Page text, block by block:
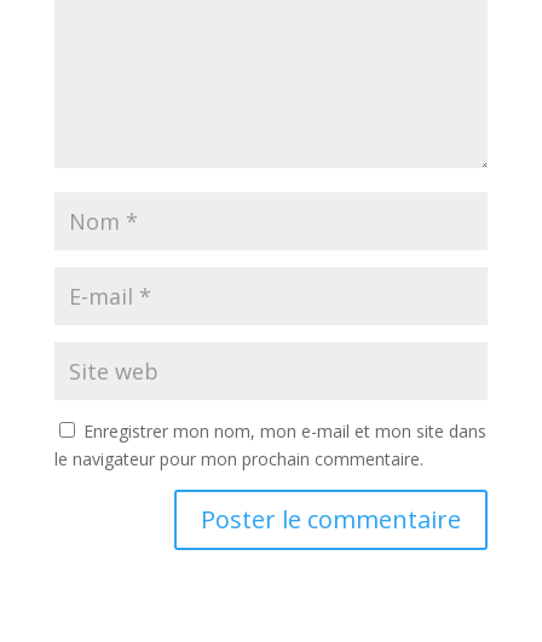
Enregistrer mon nom, mon e-mail et mon site dans
le navigateur pour mon prochain commentaire.